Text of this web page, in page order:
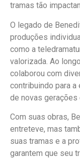
tramas tão
O legado de
produções
como a
valorizada. Ao
colaborou com
contribuindo para a
de novas
Com suas obras,
entreteve, mas
suas tramas e a
garantem que seu